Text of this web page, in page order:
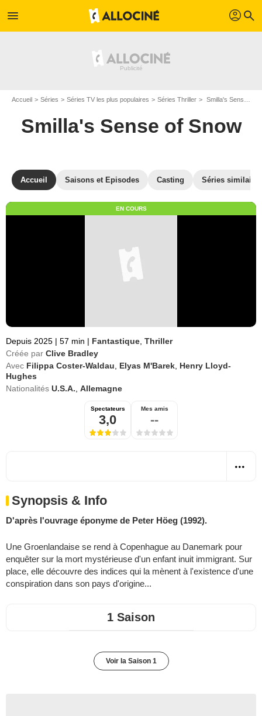
menu profil search
Accueil Séries Séries TV les plus populaires Séries Thriller Smilla's Sense of Snow
Smilla's Sense of Snow
Accueil Saisons et Episodes Casting Séries similaires
EN COURS
Depuis 2025 | 57 min | Fantastique Thriller
Créée par Clive Bradley
Avec Filippa Coster-Waldau Elyas M'Barek Henry Lloyd-
Hughes
Nationalités U.S.A. Allemagne
Spectateurs
3,0
Mes amis
--
Synopsis & Info
D'après l'ouvrage éponyme de Peter Höeg (1992).
Une Groenlandaise se rend à Copenhague au Danemark pour
enquêter sur la mort mystérieuse d'un enfant inuit immigrant. Sur
place, elle découvre des indices qui la mènent à l'existence d'une
conspiration dans son pays d'origine...
1 Saison
Voir la Saison 1